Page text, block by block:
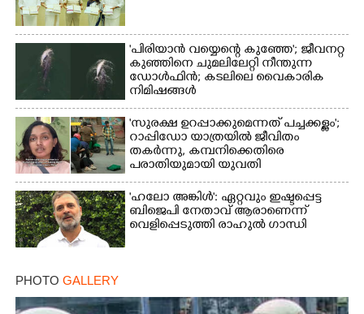
'പിരിയാൻ വയ്യെന്റെ കുഞ്ഞേ'; ജീവനറ്റ
കുഞ്ഞിനെ ചുമലിലേറ്റി നീന്തുന്ന
ഡോൾഫിൻ; കടലിലെ വൈകാരിക
നിമിഷങ്ങൾ
'സുരക്ഷ ഉറപ്പാക്കുമെന്നത് പച്ചക്കള്ളം';
റാപ്പിഡോ യാത്രയിൽ ജീവിതം
തകർന്നു, കമ്പനിക്കെതിരെ
പരാതിയുമായി യുവതി
'ഹലോ അങ്കിൾ': ഏറ്റവും ഇഷ്ടപ്പെട്ട
ബിജെപി നേതാവ് ആരാണെന്ന്
വെളിപ്പെടുത്തി രാഹുൽ ഗാന്ധി
PHOTO GALLERY